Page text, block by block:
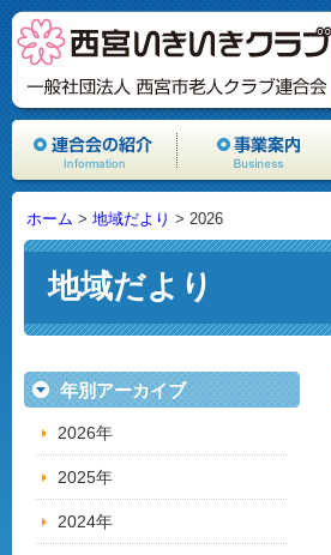
ホーム > 地域だより > 2026
地域だより
年別アーカイブ
2026年
2025年
2024年